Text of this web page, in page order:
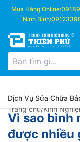
Mua Hàng Online:
Ninh Bình:
Dịch Vụ Sửa Chữa
Trang chủ/Kinh
Vì sao bình
được nhiều